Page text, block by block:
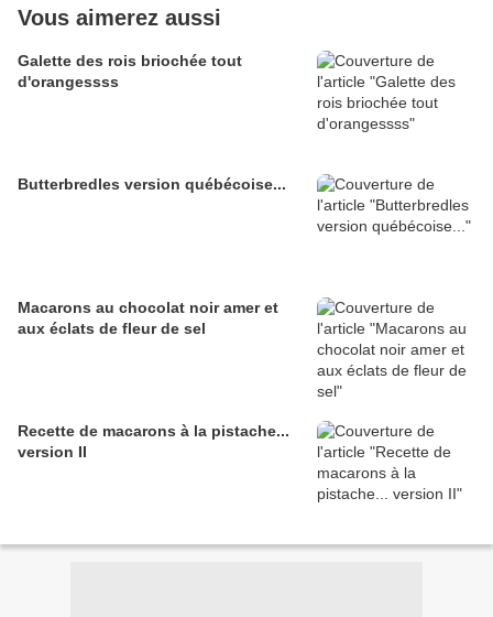
Vous aimerez aussi
Galette des rois briochée tout
d'orangessss
Butterbredles version québécoise...
Macarons au chocolat noir amer et
aux éclats de fleur de sel
Recette de macarons à la pistache...
version II